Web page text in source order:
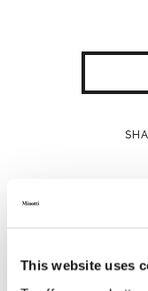
This website uses
Technical